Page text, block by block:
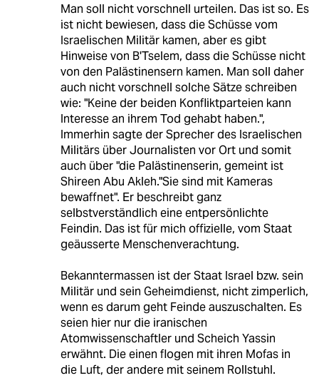
Man soll nicht vorschnell urteilen. Das ist so. Es
ist nicht bewiesen, dass die Schüsse vom
Israelischen Militär kamen, aber es gibt
Hinweise von B'Tselem, dass die Schüsse nicht
von den Palästinensern kamen. Man soll daher
auch nicht vorschnell solche Sätze schreiben
wie: "Keine der beiden Konfliktparteien kann
Interesse an ihrem Tod gehabt haben.",
Immerhin sagte der Sprecher des Israelischen
Militärs über Journalisten vor Ort und somit
auch über "die Palästinenserin, gemeint ist
Shireen Abu Akleh."Sie sind mit Kameras
bewaffnet". Er beschreibt ganz
selbstverständlich eine entpersönlichte
Feindin. Das ist für mich offizielle, vom Staat
geäusserte Menschenverachtung.
Bekanntermassen ist der Staat Israel bzw. sein
Militär und sein Geheimdienst, nicht zimperlich,
wenn es darum geht Feinde auszuschalten. Es
seien hier nur die iranischen
Atomwissenschaftler und Scheich Yassin
erwähnt. Die einen flogen mit ihren Mofas in
die Luft, der andere mit seinem Rollstuhl.